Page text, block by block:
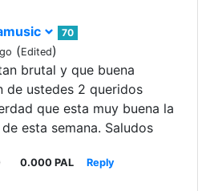
70
(Edited)
brutal y que buena
de ustedes 2 queridos
que esta muy buena la
esta semana. Saludos
0.000 PAL Reply